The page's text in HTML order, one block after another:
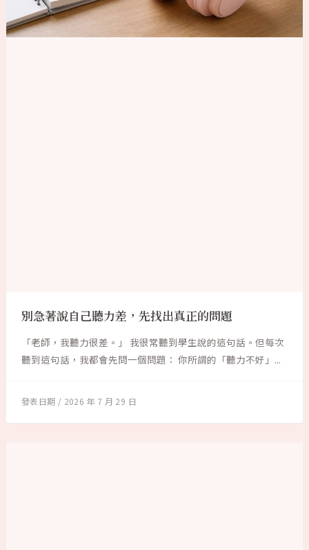
別急著說自己聽力差，先找出真正的問題
「老師，我聽力很差。」 我很常聽到學生說的這句話。但每次
聽到這句話，我都會先問一個問題： 你所謂的「聽力不好」...
2026 年 7 月 29 日